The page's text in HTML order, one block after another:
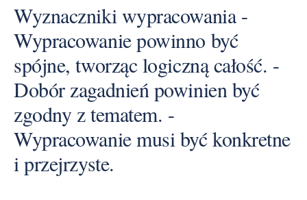
Wyznaczniki wypracowania -
Wypracowanie powinno być
spójne, tworząc logiczną całość. -
Dobór zagadnień powinien być
zgodny z tematem. -
Wypracowanie musi być konkretne
i przejrzyste.